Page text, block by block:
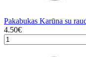
Pakabukas Karūna su
4.50€